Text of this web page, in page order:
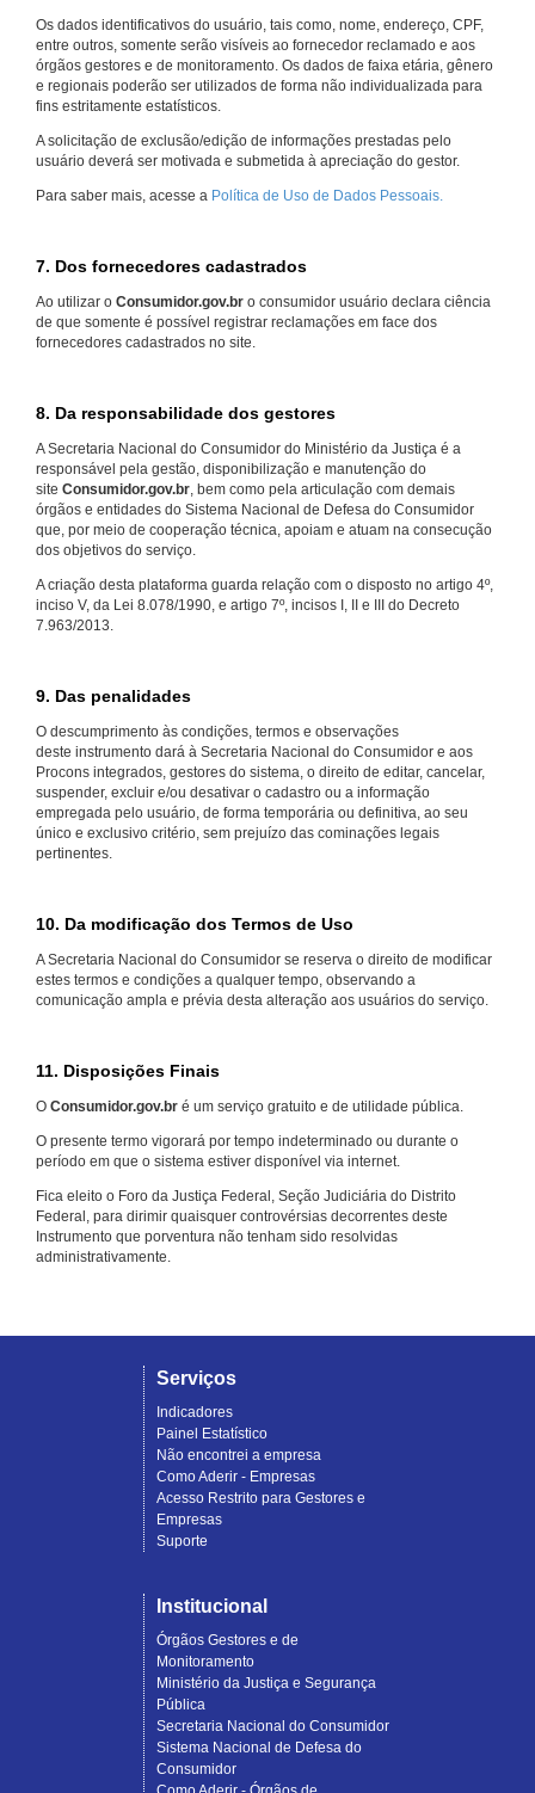
Os dados identificativos do usuário, tais como, nome, endereço, CPF,
entre outros, somente serão visíveis ao fornecedor reclamado e aos
órgãos gestores e de monitoramento. Os dados de faixa etária, gênero
e regionais poderão ser utilizados de forma não individualizada para
fins estritamente estatísticos.
A solicitação de exclusão/edição de informações prestadas pelo
usuário deverá ser motivada e submetida à apreciação do gestor.
Para saber mais, acesse a Política de Uso de Dados Pessoais.
7. Dos fornecedores cadastrados
Ao utilizar o Consumidor.gov.br o consumidor usuário declara ciência
de que somente é possível registrar reclamações em face dos
fornecedores cadastrados no site.
8. Da responsabilidade dos gestores
A Secretaria Nacional do Consumidor do Ministério da Justiça é a
responsável pela gestão, disponibilização e manutenção do
site Consumidor.gov.br, bem como pela articulação com demais
órgãos e entidades do Sistema Nacional de Defesa do Consumidor
que, por meio de cooperação técnica, apoiam e atuam na consecução
dos objetivos do serviço.
A criação desta plataforma guarda relação com o disposto no artigo 4º,
inciso V, da Lei 8.078/1990, e artigo 7º, incisos I, II e III do Decreto
7.963/2013.
9. Das penalidades
O descumprimento às condições, termos e observações
deste instrumento dará à Secretaria Nacional do Consumidor e aos
Procons integrados, gestores do sistema, o direito de editar, cancelar,
suspender, excluir e/ou desativar o cadastro ou a informação
empregada pelo usuário, de forma temporária ou definitiva, ao seu
único e exclusivo critério, sem prejuízo das cominações legais
pertinentes.
10. Da modificação dos Termos de Uso
A Secretaria Nacional do Consumidor se reserva o direito de modificar
estes termos e condições a qualquer tempo, observando a
comunicação ampla e prévia desta alteração aos usuários do serviço.
11. Disposições Finais
O Consumidor.gov.br é um serviço gratuito e de utilidade pública.
O presente termo vigorará por tempo indeterminado ou durante o
período em que o sistema estiver disponível via internet.
Fica eleito o Foro da Justiça Federal, Seção Judiciária do Distrito
Federal, para dirimir quaisquer controvérsias decorrentes deste
Instrumento que porventura não tenham sido resolvidas
administrativamente.
Serviços
Indicadores
Painel Estatístico
Não encontrei a empresa
Como Aderir - Empresas
Acesso Restrito para Gestores e
Empresas
Suporte
Institucional
Órgãos Gestores e de
Monitoramento
Ministério da Justiça e Segurança
Pública
Secretaria Nacional do Consumidor
Sistema Nacional de Defesa do
Consumidor